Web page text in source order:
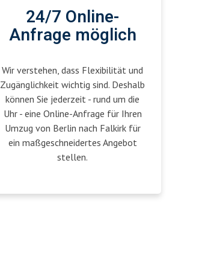
24/7 Online-
Anfrage möglich
Wir verstehen, dass Flexibilität und
Zugänglichkeit wichtig sind. Deshalb
können Sie jederzeit - rund um die
Uhr - eine Online-Anfrage für Ihren
Umzug von Berlin nach Falkirk für
ein maßgeschneidertes Angebot
stellen.